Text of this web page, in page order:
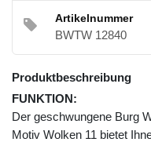
Artikelnummer
BWTW 12840
Produktbeschreibung
FUNKTION:
Der geschwungene Burg
Motiv Wolken 11 bietet